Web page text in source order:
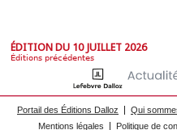
ÉDITION DU 10 JUILLET 2026
Éditions précédentes
Portail des Éditions Dalloz Qui
Mentions légales
Politique de